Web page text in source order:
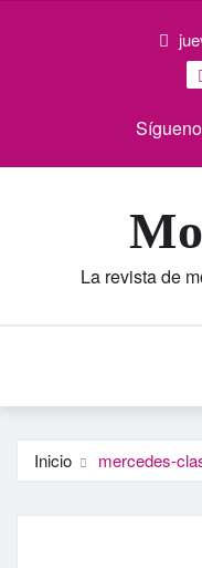
La revista de
Inicio mercedes-